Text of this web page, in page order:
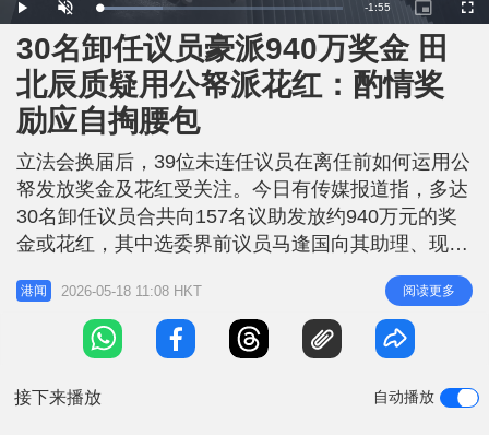
P
l
y
U
n
m
u
t
L
o
a
d
d
:
2
6
.
2
7
R
e
m
n
n
-1:55
P
i
c
t
u
r
e
-
i
c
t
F
u
30名卸任议员豪派940万奖金 田
北辰质疑用公帑派花红：酌情奖
励应自掏腰包
立法会换届后，39位未连任议员在离任前如何运用公
帑发放奖金及花红受关注。今日有传媒报道指，多达
30名卸任议员合共向157名议助发放约940万元的奖
金或花红，其中选委界前议员马逢国向其助理、现卷
入风化案的施骏兴发放26.4万元奖金，相当于6个月
薪金。实政圆桌召集人、前立法会议员田北辰今早
（18日）在电台节目中表示，在现有合约及约满酬金
制度下，再动用公帑派发额外花红做法「奇怪」，强
港闻 2026-05-18 11:08 HKT 阅读更多
接下来播放 自动播放